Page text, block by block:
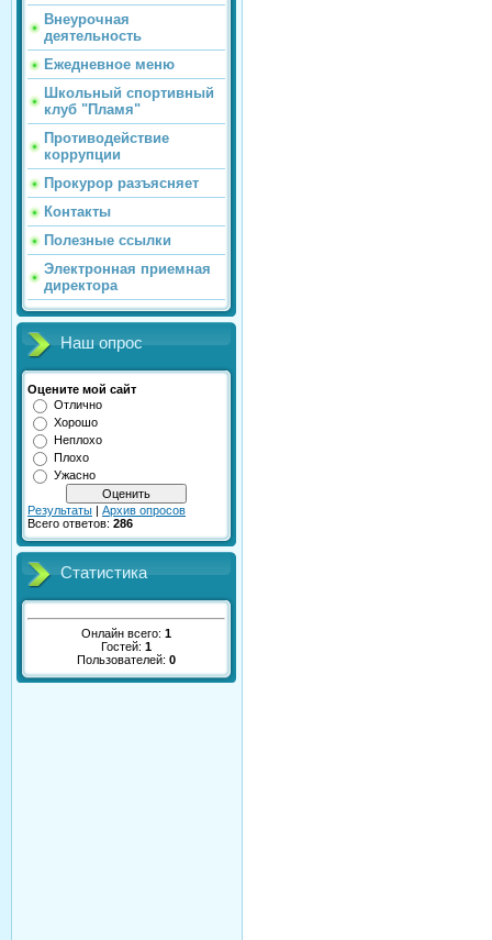
Внеурочная
деятельность
Ежедневное меню
Школьный спортивный
клуб "Пламя"
Противодействие
коррупции
Прокурор разъясняет
Контакты
Полезные ссылки
Электронная приемная
директора
Наш опрос
Оцените мой сайт
Отлично
Хорошо
Неплохо
Плохо
Ужасно
Результаты | Архив опросов
Всего ответов: 286
Статистика
Онлайн всего: 1
Гостей: 1
Пользователей: 0